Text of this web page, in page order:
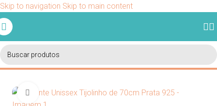
Skip to navigation Skip to main content
Início/Correntes/70 cm
Clique para ampliar